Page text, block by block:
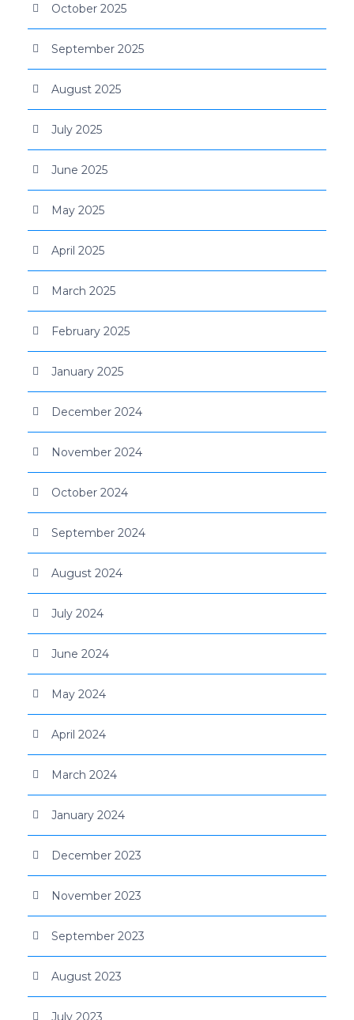
October 2025
September 2025
August 2025
July 2025
June 2025
May 2025
April 2025
March 2025
February 2025
January 2025
December 2024
November 2024
October 2024
September 2024
August 2024
July 2024
June 2024
May 2024
April 2024
March 2024
January 2024
December 2023
November 2023
September 2023
August 2023
July 2023